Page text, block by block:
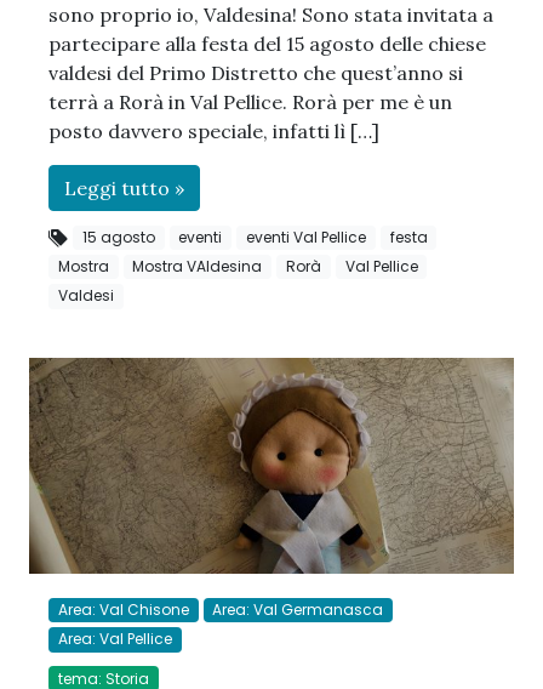
sono proprio io, Valdesina! Sono stata invitata a
partecipare alla festa del 15 agosto delle chiese
valdesi del Primo Distretto che quest’anno si
terrà a Rorà in Val Pellice. Rorà per me è un
posto davvero speciale, infatti lì […]
Leggi tutto »
15 agosto eventi eventi Val Pellice
festa
Mostra
Mostra VAldesina Rorà
Val Pellice
Valdesi
Area: Val Chisone
Area: Val Germanasca
Area: Val Pellice
tema: Storia